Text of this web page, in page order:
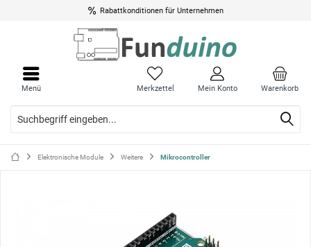
Rabattkonditionen für Unternehmen
Warenkorb
Merkzettel Mein Konto
Menü
Elektronische Module Weitere Mikrocontroller